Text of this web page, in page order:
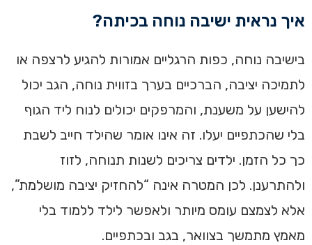
איך נראית ישיבה נוחה בכיתה?
בישיבה נוחה, כפות הרגליים אמורות להגיע לרצפה או
לתמיכה יציבה, הברכיים בערך בזווית נוחה, הגב יכול
להישען על משענת, והמרפקים יכולים לנוח ליד הגוף
בלי שהכתפיים יעלו. זה אינו אומר שהילד חייב לשבת
כך כל הזמן. ילדים צריכים לשנות תנוחה, לזוז
ולהתרענן. לכן המטרה אינה “להחזיק יציבה מושלמת”,
אלא לצמצם עומס מיותר ולאפשר לילד ללמוד בלי
מאמץ מתמשך בצוואר, בגב ובכתפיים.